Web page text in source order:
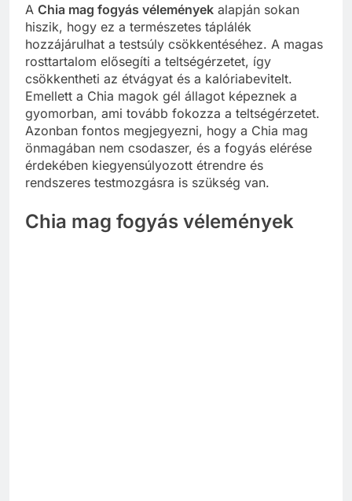
A Chia mag fogyás vélemények alapján sokan
hiszik, hogy ez a természetes táplálék
hozzájárulhat a testsúly csökkentéséhez. A magas
rosttartalom elősegíti a teltségérzetet, így
csökkentheti az étvágyat és a kalóriabevitelt.
Emellett a Chia magok gél állagot képeznek a
gyomorban, ami tovább fokozza a teltségérzetet.
Azonban fontos megjegyezni, hogy a Chia mag
önmagában nem csodaszer, és a fogyás elérése
érdekében kiegyensúlyozott étrendre és
rendszeres testmozgásra is szükség van.
Chia mag fogyás vélemények